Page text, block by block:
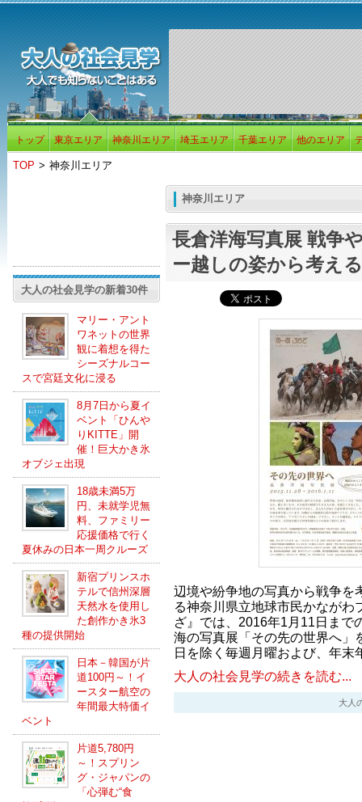
トップ 東京エリア 神奈川エリア 埼玉エリア 千葉エリア 他のエリア
TOP > 神奈川エリア
大人の社会見学の新着30件
マリー・アント
ワネットの世界
観に着想を得た
シーズナルコー
スで宮廷文化に浸る
8月7日から夏イ
ベント「ひんや
りKITTE」開
催！巨大かき氷
オブジェ出現
18歳未満5万
円、未就学児無
料、ファミリー
応援価格で行く
夏休みの日本一周クルーズ
新宿プリンスホ
テルで信州深層
天然水を使用し
た創作かき氷3
種の提供開始
日本－韓国が片
道100円～！イ
ースター航空の
年間最大特価イ
ベント
片道5,780円
～！スプリン
グ・ジャパンの
「心弾む“食
神奈川エリア
長倉洋海写真展 戦争
ー越しの姿から考える
辺境や紛争地の写真から戦争を
る神奈川県立地球市民かながわ
ざ』では、2016年1月11日まで
海の写真展「その先の世界へ」
日を除く毎週月曜および、年
大人の社会見学の続きを読む...
大人